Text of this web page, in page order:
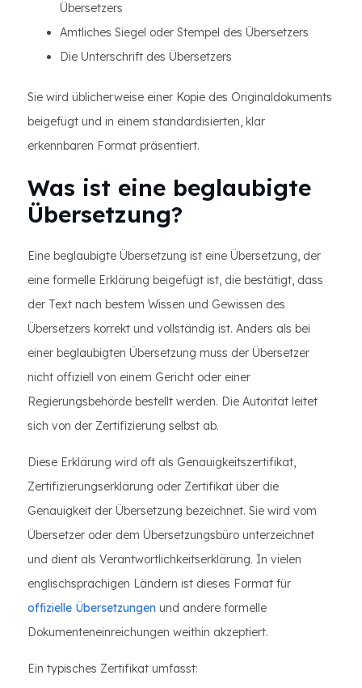
Übersetzers
Amtliches Siegel oder Stempel des Übersetzers
Die Unterschrift des Übersetzers
Sie wird üblicherweise einer Kopie des Originaldokuments
beigefügt und in einem standardisierten, klar
erkennbaren Format präsentiert.
Was ist eine beglaubigte
Übersetzung?
Eine beglaubigte Übersetzung ist eine Übersetzung, der
eine formelle Erklärung beigefügt ist, die bestätigt, dass
der Text nach bestem Wissen und Gewissen des
Übersetzers korrekt und vollständig ist. Anders als bei
einer beglaubigten Übersetzung muss der Übersetzer
nicht offiziell von einem Gericht oder einer
Regierungsbehörde bestellt werden. Die Autorität leitet
sich von der Zertifizierung selbst ab.
Diese Erklärung wird oft als Genauigkeitszertifikat,
Zertifizierungserklärung oder Zertifikat über die
Genauigkeit der Übersetzung bezeichnet. Sie wird vom
Übersetzer oder dem Übersetzungsbüro unterzeichnet
und dient als Verantwortlichkeitserklärung. In vielen
englischsprachigen Ländern ist dieses Format für
offizielle Übersetzungen und andere formelle
Dokumenteneinreichungen weithin akzeptiert.
Ein typisches Zertifikat umfasst: